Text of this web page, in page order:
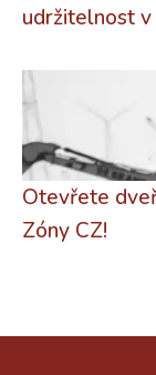
udržitelnost
Otevřete
Zóny CZ!